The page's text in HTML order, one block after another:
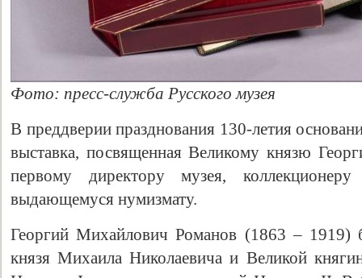
Фото: пресс-служба Русского музея
В преддверии празднования 130-летия
выставка, посвященная Великому князю
первому директору музея,
выдающемуся нумизмату.
Георгий Михайлович Романов (1863 – 1919)
князя Михаила Николаевича и Великой